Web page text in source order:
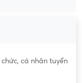
cá nhân tuyển